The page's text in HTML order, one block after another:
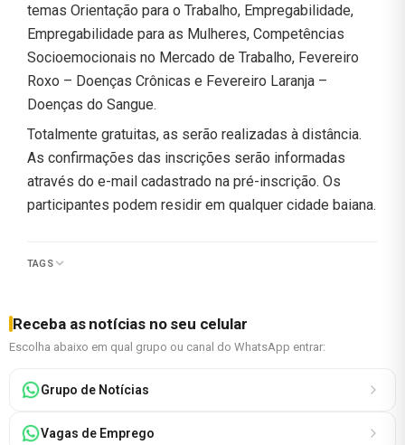
temas Orientação para o Trabalho, Empregabilidade,
Empregabilidade para as Mulheres, Competências
Socioemocionais no Mercado de Trabalho, Fevereiro
Roxo – Doenças Crônicas e Fevereiro Laranja –
Doenças do Sangue.
Totalmente gratuitas, as serão realizadas à distância.
As confirmações das inscrições serão informadas
através do e-mail cadastrado na pré-inscrição. Os
participantes podem residir em qualquer cidade baiana.
TAGS
Receba as notícias no seu celular
Escolha abaixo em qual grupo ou canal do WhatsApp entrar:
Grupo de Notícias
Vagas de Emprego